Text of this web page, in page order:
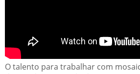
O talento para trabalhar com